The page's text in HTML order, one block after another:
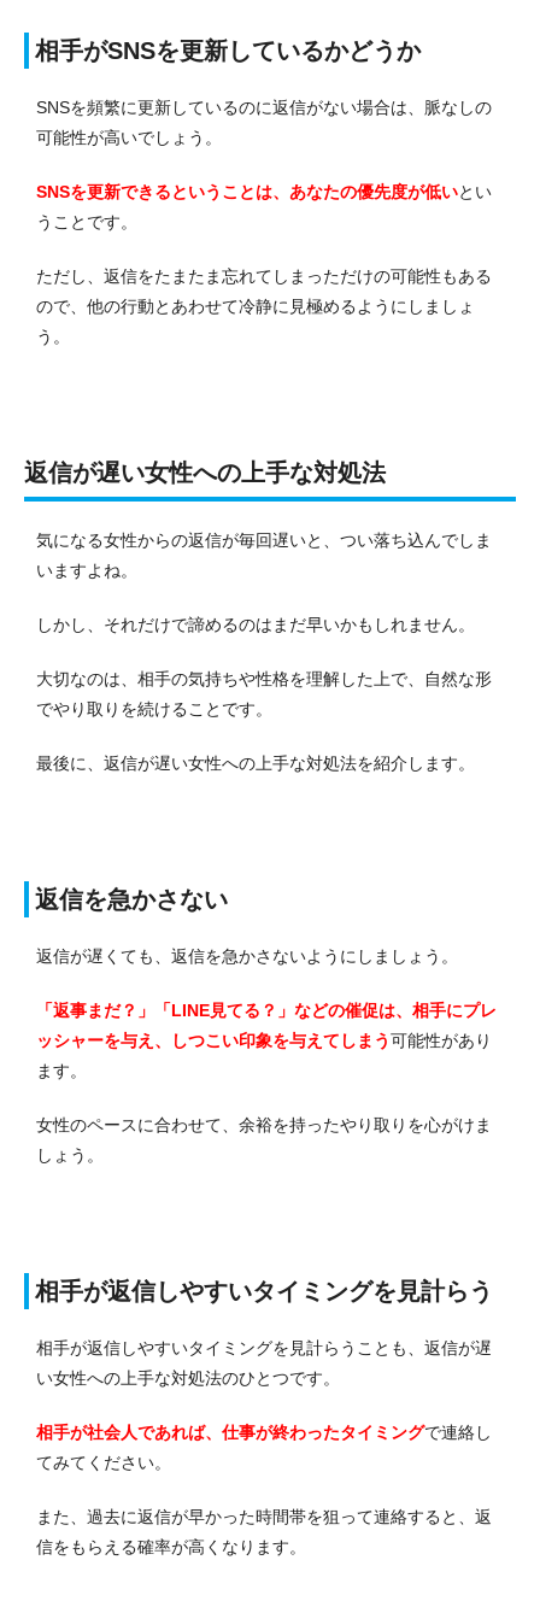
相手がSNSを更新しているかどうか
SNSを頻繁に更新しているのに返信がない場合は、脈なしの
可能性が高いでしょう。
SNSを更新できるということは、あなたの優先度が低いとい
うことです。
ただし、返信をたまたま忘れてしまっただけの可能性もある
ので、他の行動とあわせて冷静に見極めるようにしましょ
う。
返信が遅い女性への上手な対処法
気になる女性からの返信が毎回遅いと、つい落ち込んでしま
いますよね。
しかし、それだけで諦めるのはまだ早いかもしれません。
大切なのは、相手の気持ちや性格を理解した上で、自然な形
でやり取りを続けることです。
最後に、返信が遅い女性への上手な対処法を紹介します。
返信を急かさない
返信が遅くても、返信を急かさないようにしましょう。
「返事まだ？」「LINE見てる？」などの催促は、相手にプレ
ッシャーを与え、しつこい印象を与えてしまう可能性があり
ます。
女性のペースに合わせて、余裕を持ったやり取りを心がけま
しょう。
相手が返信しやすいタイミングを見計らう
相手が返信しやすいタイミングを見計らうことも、返信が遅
い女性への上手な対処法のひとつです。
相手が社会人であれば、仕事が終わったタイミングで連絡し
てみてください。
また、過去に返信が早かった時間帯を狙って連絡すると、返
信をもらえる確率が高くなります。